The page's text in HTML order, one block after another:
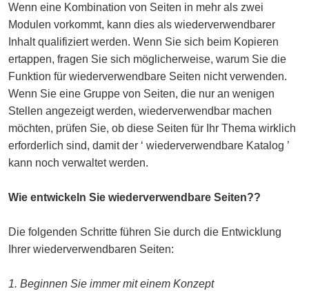
Wenn eine Kombination von Seiten in mehr als zwei
Modulen vorkommt, kann dies als wiederverwendbarer
Inhalt qualifiziert werden. Wenn Sie sich beim Kopieren
ertappen, fragen Sie sich möglicherweise, warum Sie die
Funktion für wiederverwendbare Seiten nicht verwenden.
Wenn Sie eine Gruppe von Seiten, die nur an wenigen
Stellen angezeigt werden, wiederverwendbar machen
möchten, prüfen Sie, ob diese Seiten für Ihr Thema wirklich
erforderlich sind, damit der ‘ wiederverwendbare Katalog ’
kann noch verwaltet werden.
Wie entwickeln Sie wiederverwendbare Seiten??
Die folgenden Schritte führen Sie durch die Entwicklung
Ihrer wiederverwendbaren Seiten:
1. Beginnen Sie immer mit einem Konzept